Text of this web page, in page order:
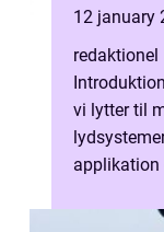
12 january
redaktionel
vi lytter til
applikation